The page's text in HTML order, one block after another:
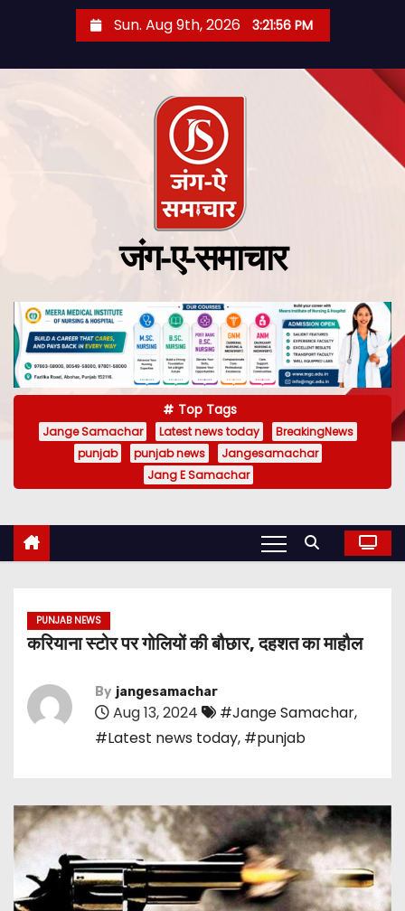
Sun. Aug 9th, 2026 3:21:57 PM
जंग-ए-समाचार
Top Tags
Jange Samachar Latest news today
BreakingNews
punjab
punjab news
Jangesamachar
Jang E Samachar
PUNJAB NEWS
करियाना स्टोर पर गोलियों की बौछार, दहशत का माहौल
By jangesamachar
Aug 13, 2024 #Jange Samachar,
#Latest news today, #punjab